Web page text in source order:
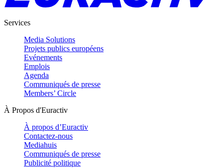
Services
Media Solutions
Projets publics européens
Evénements
Emplois
Agenda
Communiqués de presse
Members’ Circle
À Propos d'Euractiv
À propos d’Euractiv
Contactez-nous
Mediahuis
Communiqués de presse
Publicité politique